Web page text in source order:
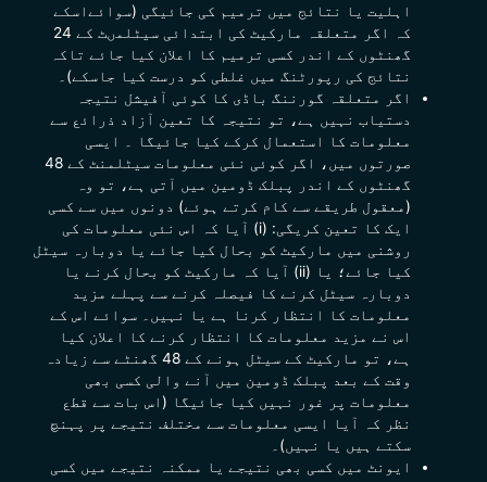
اہلیت یا نتائج میں ترمیم کی جائیگی (سوائےاسکے
کہ اگر متعلقہ مارکیٹ کی ابتدائی سیٹلمںٹ کے 24
گھنٹوں کے اندر کسی ترمیم کا اعلان کیا جائے تاکہ
نتائج کی رپورٹنگ میں غلطی کو درست کیا جاسکے)۔
اگر متعلقہ گورننگ باڈی کا کوئی آفیشل نتیجہ
دستیاب نہیں ہے، تو نتیجہ کا تعین آزاد ذرائع سے
معلومات کا استعمال کرکے کیا جائیگا ۔ ایسی
صورتوں میں، اگر کوئی نئی معلومات سیٹلمنٹ کے 48
گھنٹوں کے اندر پبلک ڈومین میں آتی ہے، تو وہ
(معقول طریقے سے کام کرتے ہوئے) دونوں میں سے کسی
ایک کا تعین کریگی: (i) آیا کہ اس نئی معلومات کی
روشنی میں مارکیٹ کو بحال کیا جائے یا دوبارہ سیٹل
کیا جائے؛ یا (ii) آیا کہ
مارکیٹ کو بحال کرنے یا
دوبارہ سیٹل کرنے کا فیصلہ کرنے سے پہلے مزید
معلومات کا انتظار کرنا ہے یا نہیں۔
سوائے اس کے
اس نے مزید معلومات کا انتظار کرنے کا اعلان کیا
ہے، تو مارکیٹ کے سیٹل ہونے کے 48 گھنٹے سے زیادہ
وقت کے بعد پبلک ڈومین میں آنے والی کسی بھی
معلومات پر غور نہیں کیا جائیگا (اس بات سے قطع
نظر کہ آیا ایسی معلومات سے مختلف نتیجے پر پہنچ
سکتے ہیں یا نہیں)۔
ایونٹ میں کسی بھی نتیجے یا ممکنہ نتیجے میں کسی